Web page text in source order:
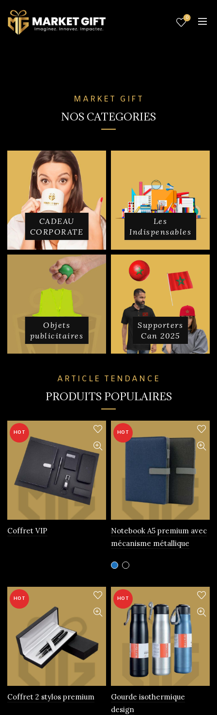
0
MARKET GIFT
NOS CATEGORIES
CADEAU
CORPORATE
Les
Indispensables
Objets
publicitaires
Supporters
Can 2025
ARTICLE TENDANCE
PRODUITS POPULAIRES
HOT
Coffret VIP
HOT
Notebook A5 premium avec
mécanisme métallique
Ce
produit
plusieurs
variations.
options
choisies
page
du
produit
HOT
Coffret 2 stylos premium
HOT
Gourde isothermique
design